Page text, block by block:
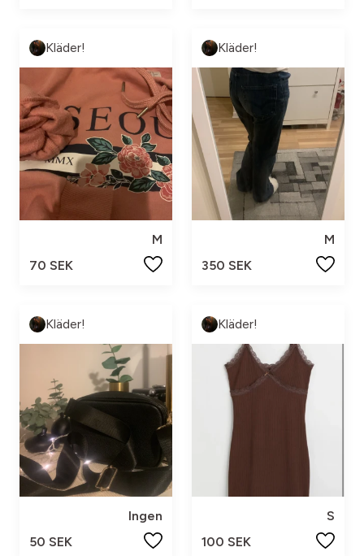
Kläder!
M
70 SEK
Kläder!
M
350 SEK
Kläder!
Ingen
50 SEK
Kläder!
S
100 SEK